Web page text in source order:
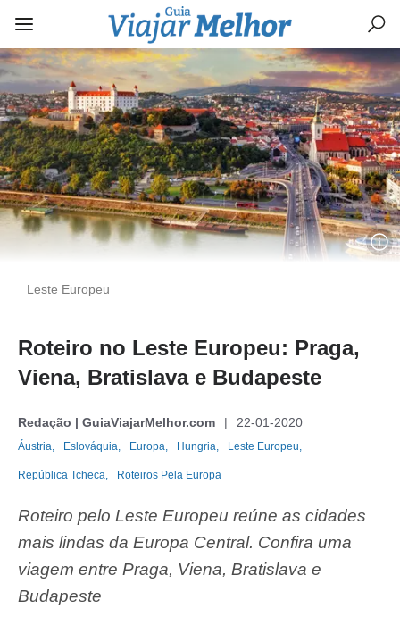
Leste Europeu
Roteiro no Leste Europeu: Praga,
Viena, Bratislava e Budapeste
Redação | GuiaViajarMelhor.com 22-01-2020
Áustria, Eslováquia, Europa, Hungria, Leste Europeu,
República Tcheca, Roteiros Pela Europa
Roteiro pelo Leste Europeu reúne as cidades
mais lindas da Europa Central. Confira uma
viagem entre Praga, Viena, Bratislava e
Budapeste